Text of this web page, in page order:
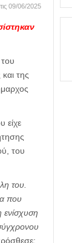
09/06/2025
της
είχε
του
του.
που
ενίσχυση